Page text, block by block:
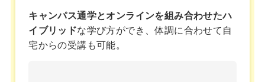
キャンパス通学とオンラインを組み合わせたハ
イブリッドな学び方ができ、体調に合わせて自
宅からの受講も可能。